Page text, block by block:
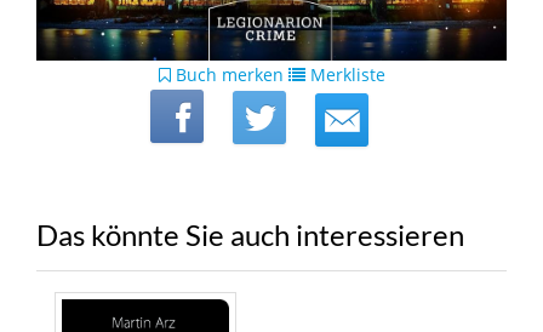
Buch merken Merkliste
Das könnte Sie auch interessieren